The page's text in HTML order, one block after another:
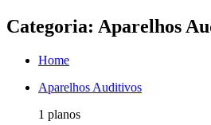
Categoria: Aparelhos
Home
Aparelhos Auditivos
1 planos